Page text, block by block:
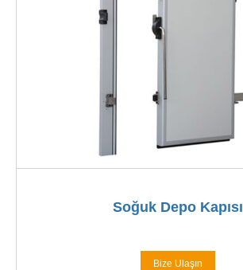
Soğuk Depo Kapısı
Bize Ulaşın